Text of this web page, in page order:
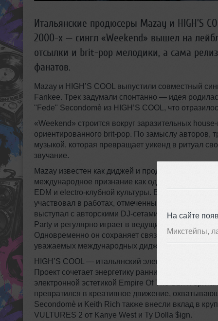
На сайте
Микстейпы,
Итальянские продюсеры Mazay и HIGH’S
2000-х — сингл «Weekend» вышел на
отсылки и brit-pop мелодики, а сама
фанатов.
Mazay и HIGH’S COOL выпустили совместный
Fankee. Трек задумали спонтанно — идея
"Fede" Secondomè из HIGH’S COOL, что
«Weekend» строится вокруг заразительных
ориентированного brit-pop. По замыслу авторов,
музыкой, которая превращает уикенд в ритуал
звучание.
Mazay известен как диджей и продюсер с
международное признание как одна половина
EDM и electro-клубной культуры. В карьере
участвовал в работах, отмеченных платиновыми
выступал с авторскими DJ-сетами для AC Milan
Party и регулярно играет в ведущих клубах
Одновременно он сохраняет связи с
уважаемых международных диджеев.
HIGH’S COOL — итальянский электронный дуэт,
Проект сочетает энергетику ранних 2000-х
электронной эстетикой Empire Of The Sun и
превратился в креативное движение,
Secondomè и Keith Rich также внесли вклад в
VULTURES 2 от Kanye West и Ty Dolla $ign.